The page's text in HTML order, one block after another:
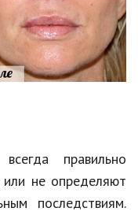
правильно
не определяют
последствиям.